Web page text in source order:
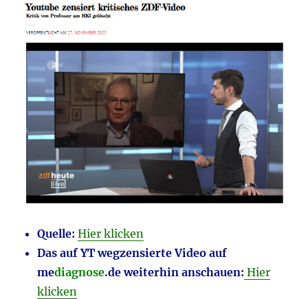
Quelle: Hier klicken
Das auf YT wegzensierte Video auf
mediagnose.de weiterhin anschauen: Hier
klicken